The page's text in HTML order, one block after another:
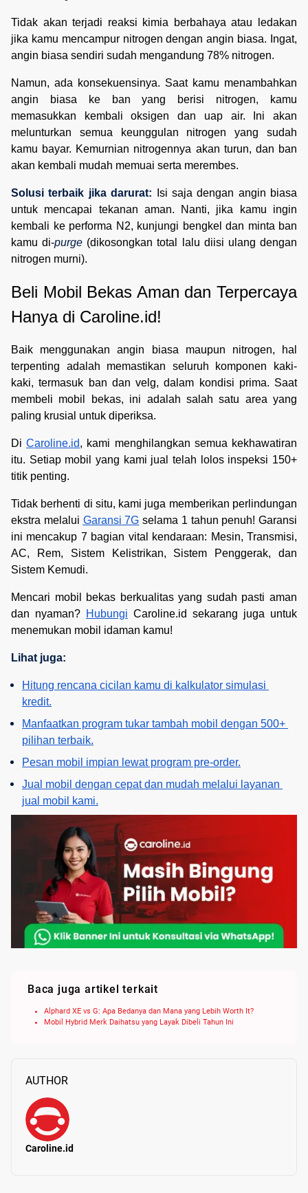
Tidak akan terjadi reaksi kimia berbahaya atau ledakan
jika kamu mencampur nitrogen dengan angin biasa. Ingat,
angin biasa sendiri sudah mengandung 78% nitrogen.
Namun, ada konsekuensinya. Saat kamu menambahkan
angin biasa ke ban yang berisi nitrogen, kamu
memasukkan kembali oksigen dan uap air. Ini akan
melunturkan semua keunggulan nitrogen yang sudah
kamu bayar. Kemurnian nitrogennya akan turun, dan ban
akan kembali mudah memuai serta merembes.
Solusi terbaik jika darurat:
Isi saja dengan angin biasa
untuk mencapai tekanan aman. Nanti, jika kamu ingin
kembali ke performa N2, kunjungi bengkel dan minta ban
kamu di-purge (dikosongkan total lalu diisi ulang dengan
nitrogen murni).
Beli Mobil Bekas Aman dan Terpercaya
Hanya di Caroline.id!
Baik menggunakan angin biasa maupun nitrogen, hal
terpenting adalah memastikan seluruh komponen kaki-
kaki, termasuk ban dan velg, dalam kondisi prima. Saat
membeli mobil bekas, ini adalah salah satu area yang
paling krusial untuk diperiksa.
DiCaroline.id, kami menghilangkan semua kekhawatiran
itu. Setiap mobil yang kami jual telah lolos inspeksi 150+
titik penting.
Tidak berhenti di situ, kami juga memberikan perlindungan
ekstra melalui Garansi 7G selama 1 tahun penuh! Garansi
ini mencakup 7 bagian vital kendaraan: Mesin, Transmisi,
AC, Rem, Sistem Kelistrikan, Sistem Penggerak, dan
Sistem Kemudi.
Mencari mobil bekas berkualitas yang sudah pasti aman
dan nyaman? Hubungi Caroline.id sekarang juga untuk
menemukan mobil idaman kamu!
Lihat juga:
Hitung rencana cicilan kamu di kalkulator simulasi
kredit.
Manfaatkan program tukar tambah mobil dengan 500+
pilihan terbaik.
Pesan mobil impian lewat program pre-order.
Jual mobil dengan cepat dan mudah melalui layanan
jual mobil kami.
Baca juga artikel terkait
Alphard XE vs G: Apa Bedanya dan Mana yang Lebih Worth It?
Mobil Hybrid Merk Daihatsu yang Layak Dibeli Tahun Ini
AUTHOR
Caroline.id